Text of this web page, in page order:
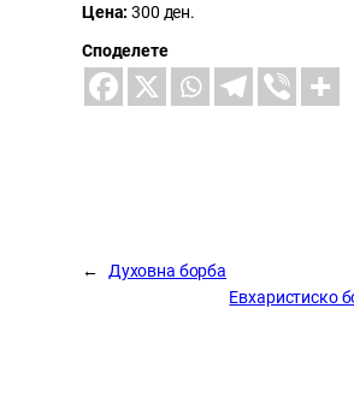
Цена: 300 ден.
Споделете
←
Духовна борба
Евхаристиско